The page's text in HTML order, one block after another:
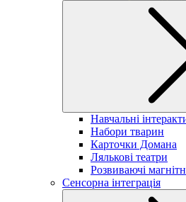
Навчальні
Набори тварин
Карточки Домана
Лялькові театри
Розвиваючі
Сенсорна інтеграція